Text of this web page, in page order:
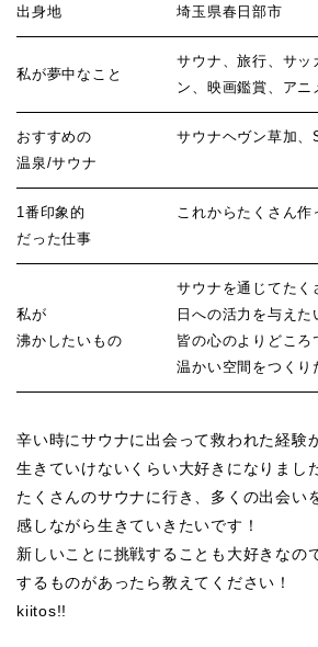
出身地 埼玉県春日部市
私が夢中なこと
サウナ、旅行、サッ
ン、映画鑑賞、アニ
おすすめの
温泉/サウナ
サウナヘヴン草加
1番印象的
だった仕事
これからたくさん作
私が
沸かしたいもの
サウナを通じてたく
日への活力を与えた
皆の心のよりどころ
温かい空間をつくり
辛い時にサウナに出会って救われた経験
生きていけないくらい大好きになりまし
たくさんのサウナに行き、多くの出会い
感しながら生きていきたいです！
新しいことに挑戦することも大好きなの
するものがあったら教えてください！
kiitos!!